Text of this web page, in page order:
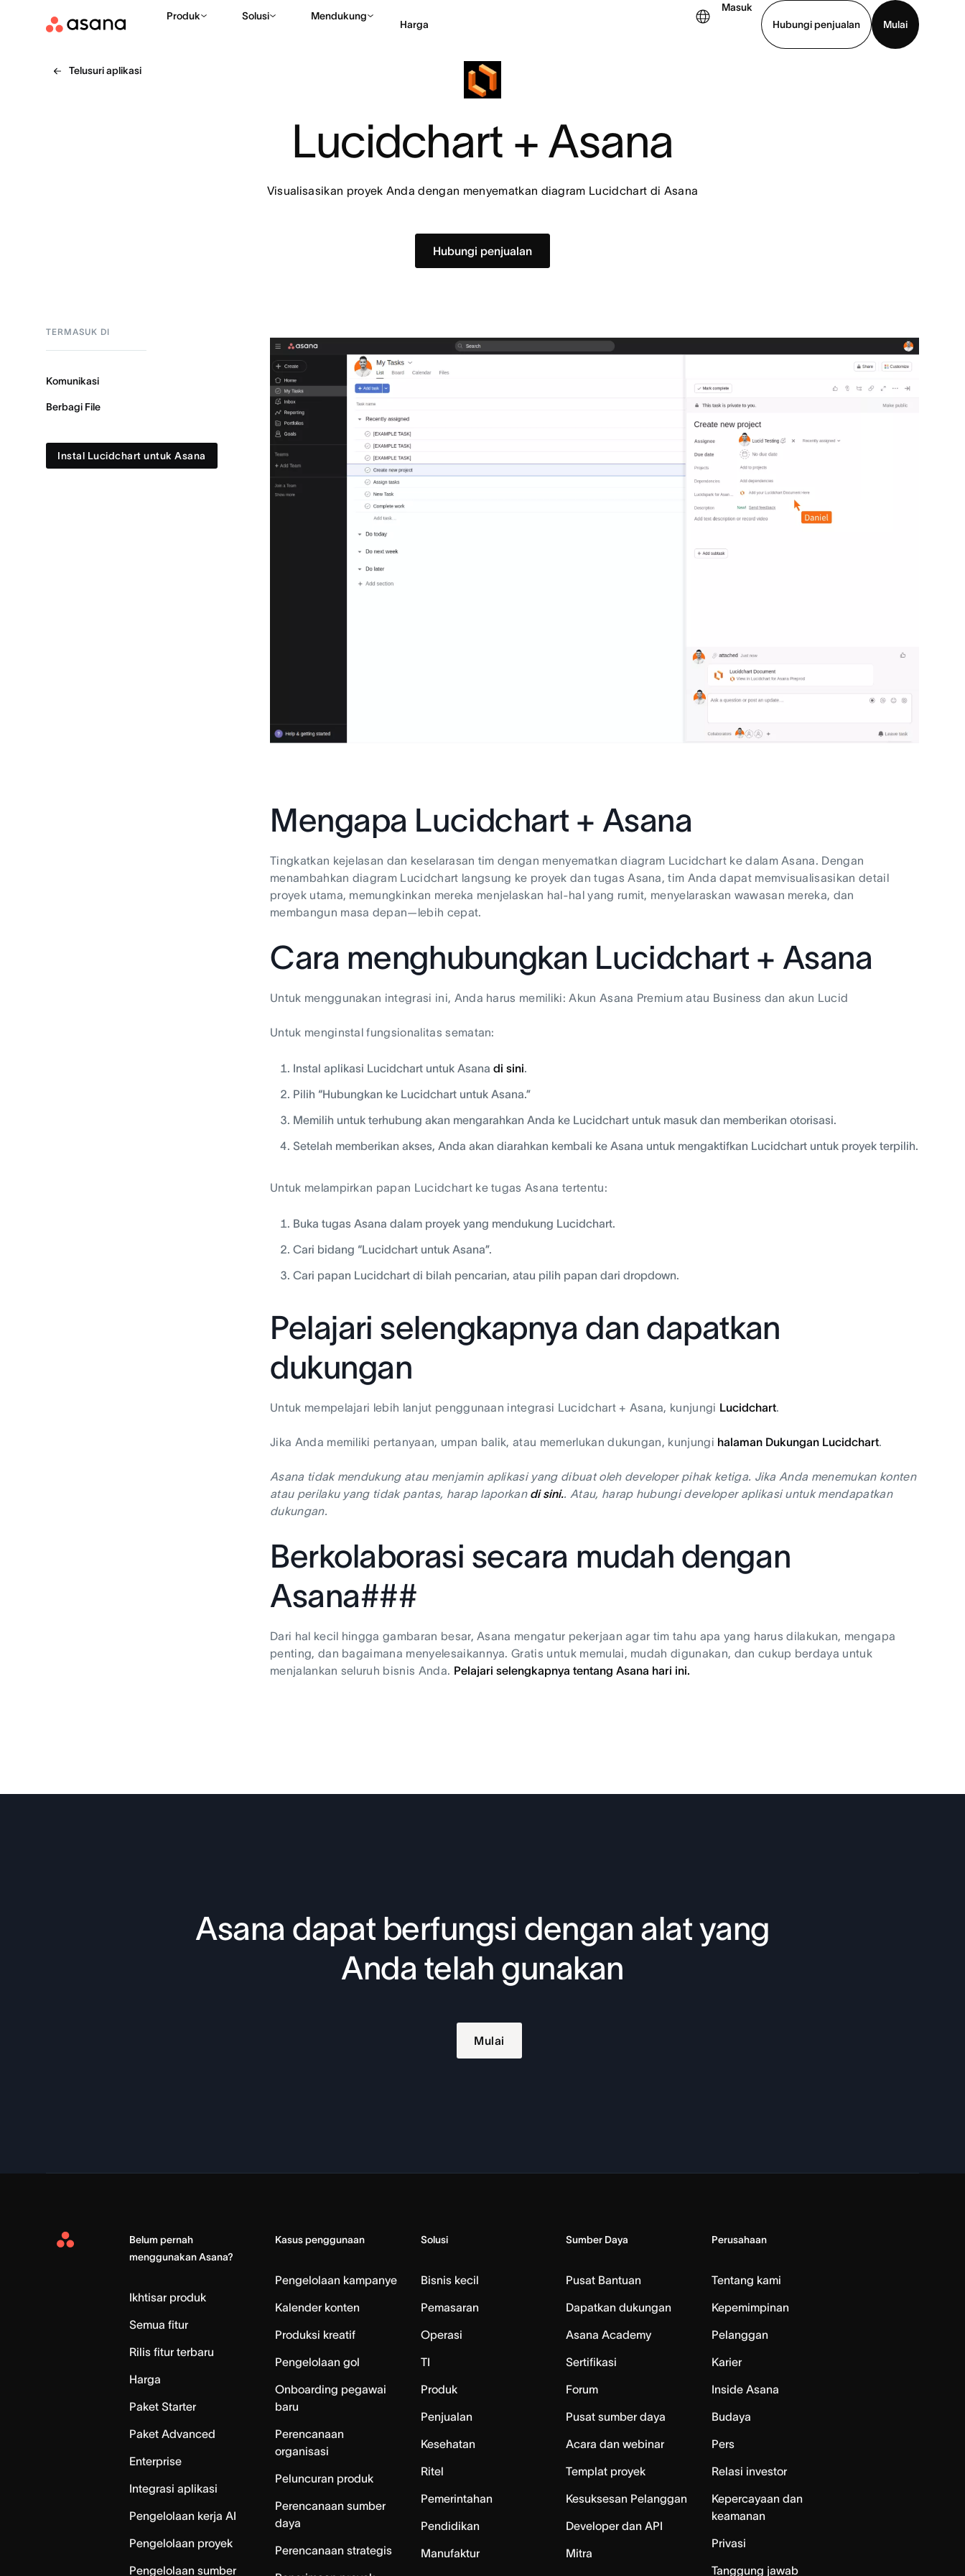
Produk Solusi Mendukung
Harga
Masuk
Hubungi penjualan
Mulai
Telusuri aplikasi
Lucidchart + Asana
Visualisasikan proyek Anda dengan menyematkan diagram Lucidchart di Asana
Hubungi penjualan
TERMASUK DI
Komunikasi
Berbagi File
Instal Lucidchart untuk Asana
Mengapa Lucidchart + Asana
Tingkatkan kejelasan dan keselarasan tim dengan menyematkan diagram Lucidchart ke dalam Asana. Dengan
menambahkan diagram Lucidchart langsung ke proyek dan tugas Asana, tim Anda dapat memvisualisasikan detail
proyek utama, memungkinkan mereka menjelaskan hal-hal yang rumit, menyelaraskan wawasan mereka, dan
membangun masa depan—lebih cepat.
Cara menghubungkan Lucidchart + Asana
Untuk menggunakan integrasi ini, Anda harus memiliki: Akun Asana Premium atau Business dan akun Lucid
Untuk menginstal fungsionalitas sematan:
Instal aplikasi Lucidchart untuk Asana di sini.
Pilih “Hubungkan ke Lucidchart untuk Asana.”
Memilih untuk terhubung akan mengarahkan Anda ke Lucidchart untuk masuk dan memberikan otorisasi.
Setelah memberikan akses, Anda akan diarahkan kembali ke Asana untuk mengaktifkan Lucidchart untuk proyek terpilih.
Untuk melampirkan papan Lucidchart ke tugas Asana tertentu:
Buka tugas Asana dalam proyek yang mendukung Lucidchart.
Cari bidang “Lucidchart untuk Asana”.
Cari papan Lucidchart di bilah pencarian, atau pilih papan dari dropdown.
Pelajari selengkapnya dan dapatkan
dukungan
Untuk mempelajari lebih lanjut penggunaan integrasi Lucidchart + Asana, kunjungi Lucidchart.
Jika Anda memiliki pertanyaan, umpan balik, atau memerlukan dukungan, kunjungi halaman Dukungan Lucidchart.
Asana tidak mendukung atau menjamin aplikasi yang dibuat oleh developer pihak ketiga. Jika Anda menemukan konten
atau perilaku yang tidak pantas, harap laporkan di sini.. Atau, harap hubungi developer aplikasi untuk mendapatkan
dukungan.
Berkolaborasi secara mudah dengan
Asana###
Dari hal kecil hingga gambaran besar, Asana mengatur pekerjaan agar tim tahu apa yang harus dilakukan, mengapa
penting, dan bagaimana menyelesaikannya. Gratis untuk memulai, mudah digunakan, dan cukup berdaya untuk
menjalankan seluruh bisnis Anda. Pelajari selengkapnya tentang Asana hari ini.
Asana dapat berfungsi dengan alat yang
Anda telah gunakan
Mulai
Asana
Belum pernah
menggunakan Asana?
Ikhtisar produk
Semua fitur
Rilis fitur terbaru
Harga
Paket Starter
Paket Advanced
Enterprise
Integrasi aplikasi
Pengelolaan kerja AI
Pengelolaan proyek
Pengelolaan sumber
Kasus penggunaan
Pengelolaan kampanye
Kalender konten
Produksi kreatif
Pengelolaan gol
Onboarding pegawai
baru
Perencanaan
organisasi
Peluncuran produk
Perencanaan sumber
daya
Perencanaan strategis
Solusi
Bisnis kecil
Pemasaran
Operasi
TI
Produk
Penjualan
Kesehatan
Ritel
Pemerintahan
Pendidikan
Manufaktur
Sumber Daya
Pusat Bantuan
Dapatkan dukungan
Asana Academy
Sertifikasi
Forum
Pusat sumber daya
Acara dan webinar
Templat proyek
Kesuksesan Pelanggan
Developer dan API
Mitra
Perusahaan
Tentang kami
Kepemimpinan
Pelanggan
Karier
Inside Asana
Budaya
Pers
Relasi investor
Kepercayaan dan
keamanan
Privasi
Tanggung jawab